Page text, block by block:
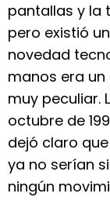
pantallas y la
pero existió
novedad
manos era un
muy peculiar.
octubre de
dejó claro
ya no serían
ningún